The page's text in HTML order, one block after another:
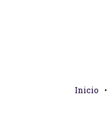
Inicio •